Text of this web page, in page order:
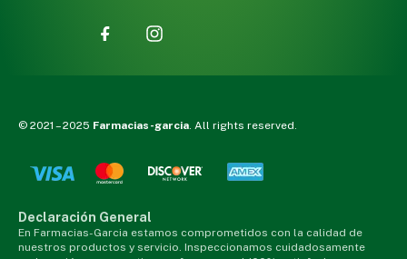
© 2021 – 2025 Farmacias-garcia. All rights reserved.
Declaración General
En Farmacias-Garcia estamos comprometidos con la calidad de
nuestros productos y servicio. Inspeccionamos cuidadosamente